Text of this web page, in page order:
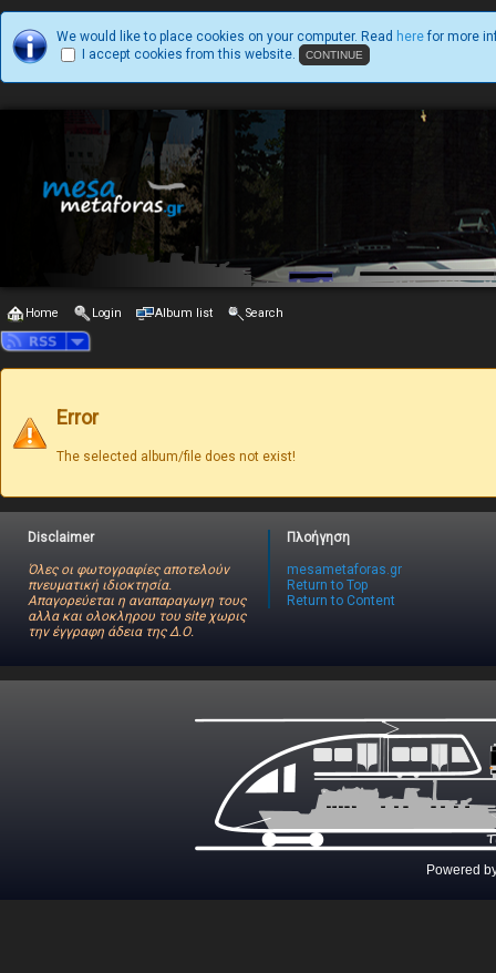
We would like to place cookies on your computer. Read here for more
I accept cookies from this website.
Home Login Album list Search
Error
The selected album/file does not exist!
Disclaimer
Όλες οι φωτογραφίες αποτελούν
πνευματική ιδιοκτησία.
Απαγορεύεται η αναπαραγωγη τους
αλλα και ολοκληρου του site χωρις
την έγγραφη άδεια της Δ.Ο.
Πλοήγηση
mesametaforas.gr
Return to Top
Return to Content
Powered